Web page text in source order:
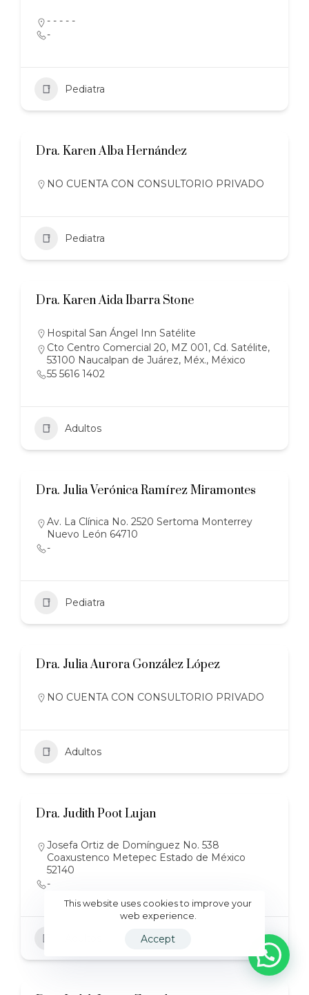
- - - - -
-
Pediatra
Dra. Karen Alba Hernández
NO CUENTA CON CONSULTORIO PRIVADO
Pediatra
Dra. Karen Aida Ibarra Stone
Hospital San Ángel Inn Satélite
Cto Centro Comercial 20, MZ 001, Cd. Satélite,
53100 Naucalpan de Juárez, Méx., México
55 5616 1402
Adultos
Dra. Julia Verónica Ramírez Miramontes
Av. La Clínica No. 2520 Sertoma Monterrey
Nuevo León 64710
-
Pediatra
Dra. Julia Aurora González López
NO CUENTA CON CONSULTORIO PRIVADO
Adultos
Dra. Judith Poot Lujan
Josefa Ortiz de Domínguez No. 538
Coaxustenco Metepec Estado de México
52140
-
This website uses cookies to improve your
web experience.
Accept